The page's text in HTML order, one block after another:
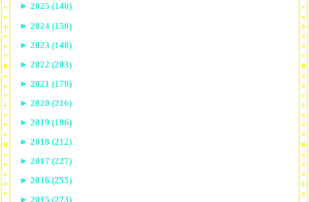
► 2025 (140)
► 2024 (150)
► 2023 (148)
► 2022 (203)
► 2021 (179)
► 2020 (216)
► 2019 (196)
► 2018 (212)
► 2017 (227)
► 2016 (255)
► 2015 (273)